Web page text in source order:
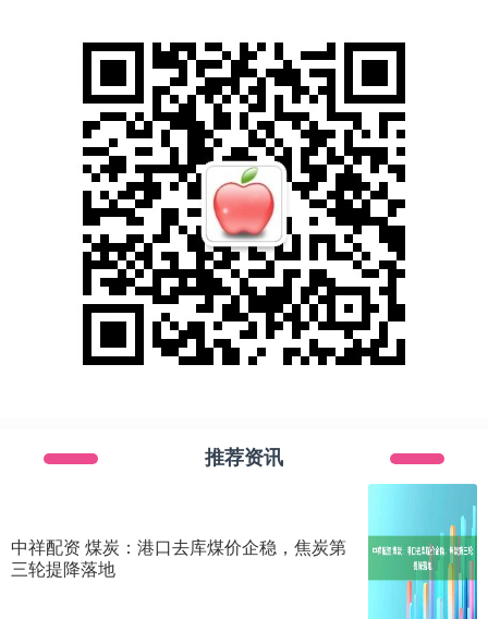
推荐资讯
中祥配资 煤炭：港口去库煤价企稳，焦炭第
三轮提降落地